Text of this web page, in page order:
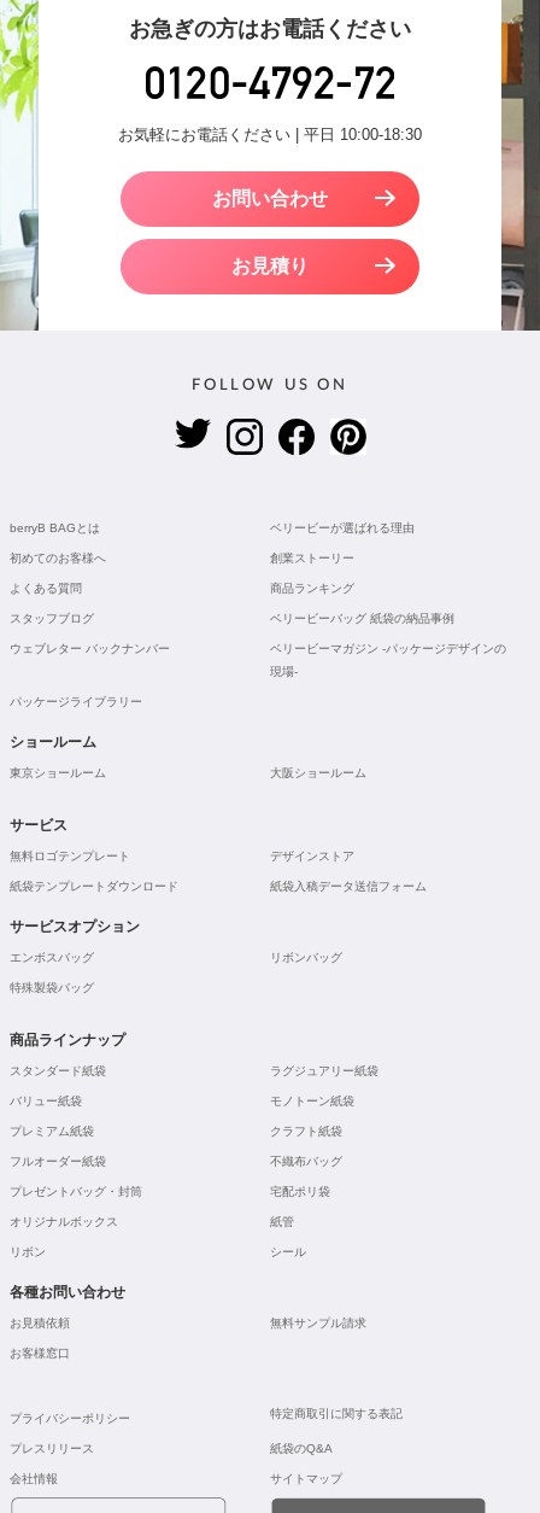
お急ぎの方はお電話ください
お気軽にお電話ください | 平日 10:00-18:30
お問い合わせ
お見積り
FOLLOW US ON
berryB BAGとは ベリービーが選ばれる理由
初めてのお客様へ 創業ストーリー
よくある質問 商品ランキング
スタッフブログ ベリービーバッグ 紙袋の納品事例
ウェブレター バックナンバー
ベリービーマガジン -パッケージデザインの
現場-
パッケージライブラリー
ショールーム
東京ショールーム 大阪ショールーム
サービス
無料ロゴテンプレート デザインストア
紙袋テンプレートダウンロード 紙袋入稿データ送信フォーム
サービスオプション
エンボスバッグ リボンバッグ
特殊製袋バッグ
商品ラインナップ
スタンダード紙袋 ラグジュアリー紙袋
バリュー紙袋 モノトーン紙袋
プレミアム紙袋 クラフト紙袋
フルオーダー紙袋 不織布バッグ
プレゼントバッグ・封筒 宅配ポリ袋
オリジナルボックス 紙管
リボン シール
各種お問い合わせ
お見積依頼 無料サンプル請求
お客様窓口
プライバシーポリシー 特定商取引に関する表記
プレスリリース 紙袋のQ&A
会社情報 サイトマップ